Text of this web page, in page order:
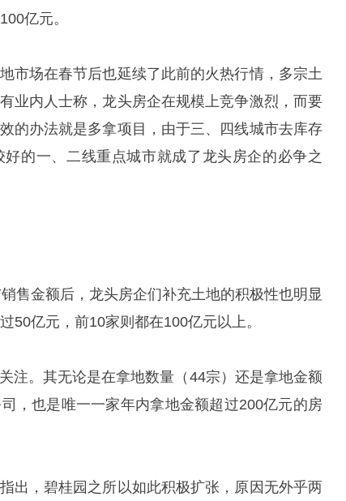
亿元。
市场在春节后也延续了此前的火热行情，多宗土
业内人士称，龙头房企在规模上竞争激烈，而要
的办法就是多拿项目，由于三、四线城市去库存
的一、二线重点城市就成了龙头房企的必争之
售金额后，龙头房企们补充土地的积极性也明显
50亿元，前10家则都在100亿元以上。
注。其无论是在拿地数量（44宗）还是拿地金额
，也是唯一一家年内拿地金额超过200亿元的房
出，碧桂园之所以如此积极扩张，原因无外乎两